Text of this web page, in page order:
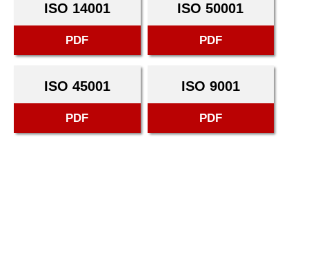
ISO 14001
PDF
ISO 50001
PDF
ISO 45001
PDF
ISO 9001
PDF